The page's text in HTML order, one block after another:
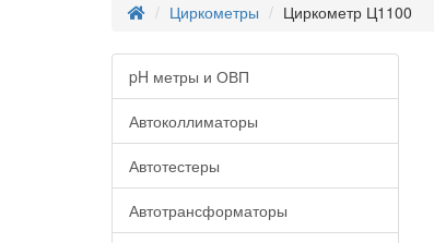
Циркометры Циркометр Ц1100
pH метры и ОВП
Автоколлиматоры
Автотестеры
Автотрансформаторы